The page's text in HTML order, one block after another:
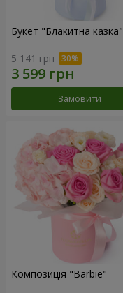
Букет "Блакитна казка"
5 141 грн
Замовити
Композиція "Barbie"